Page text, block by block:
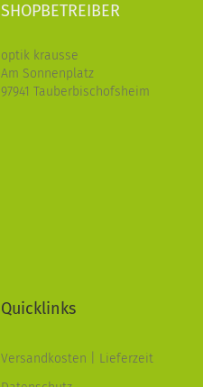
SHOPBETREIBER
optik krausse
Am Sonnenplatz
97941 Tauberbischofsheim
Quicklinks
Versandkosten | Lieferzeit